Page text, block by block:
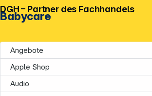
Babycare
Angebote
Apple Shop
Audio
DGH – Partner des Fachhandels